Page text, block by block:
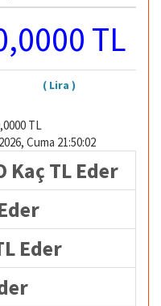
TL
( Lira )
TL
Cuma 21:50:02
Kaç TL Eder
Eder